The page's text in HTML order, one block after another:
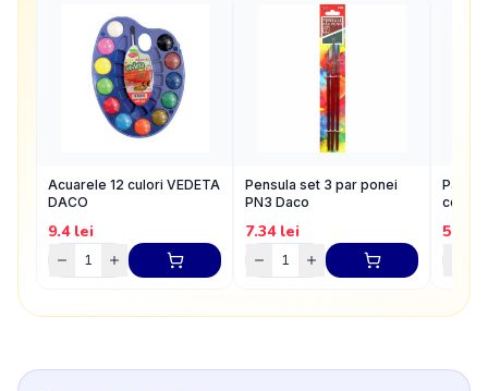
Acuarele 12 culori VEDETA
DACO
9.4lei
Pensula set 3 par ponei
PN3 Daco
7.34lei
Pahar
5.28